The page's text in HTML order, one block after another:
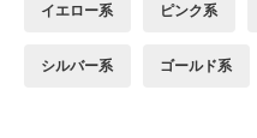
イエロー系 ピンク系
シルバー系 ゴールド系